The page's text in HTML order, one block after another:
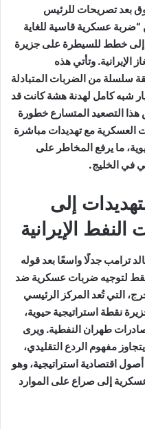
بعد تصريحات للرئيس
“ضربة عسكرية قاسية للغاية
إلى خطط للسيطرة على جزيرة
الإيرانية. وتأتي هذه
سلسلة من الضربات المتبادلة
شبه كامل لهدنة هشة كانت قد
التصعيد المتسارع خطورة
العسكرية مع تهديدات مباشرة
ما يرفع المخاطر على
في الخليج.
إلى
الإيرانية
ترامب جدلًا واسعًا بعد قوله
لتوجيه ضربات عسكرية ضد
التي تُعد المركز الرئيسي
نقطة استراتيجية حيوية،
طهران النفطية. ويرى
مفهوم الردع التقليدي،
اقتصادية استراتيجية، وهو
إلى صراع على الموارد